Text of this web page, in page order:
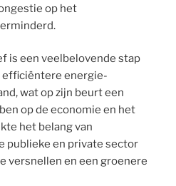
op het
is een veelbelovende stap
efficiëntere energie-
wat op zijn beurt een
op de economie en het
het belang van
publieke en private sector
versnellen en een groenere